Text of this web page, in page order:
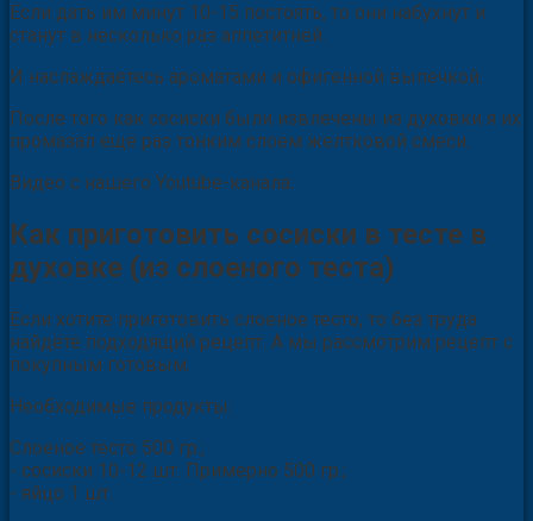
Если дать им минут 10-15 постоять, то они набухнут и
станут в несколько раз аппетитней.
И наслаждаетесь ароматами и офигенной выпечкой.
После того как сосиски были извлечены из духовки я их
промазал ещё раз тонким слоем желтковой смеси.
Видео с нашего Youtube-канала:
Как приготовить сосиски в тесте в
духовке (из слоеного теста)
Если хотите приготовить слоеное тесто, то без труда
найдёте подходящий рецепт. А мы рассмотрим рецепт с
покупным готовым.
Необходимые продукты:
Слоеное тесто 500 гр.;
- сосиски 10-12 шт. Примерно 500 гр.;
- яйцо 1 шт.